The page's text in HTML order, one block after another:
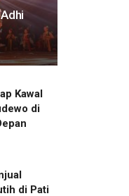
Kawal
di
di Pati